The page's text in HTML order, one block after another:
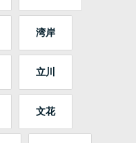
湾岸
立川
文花